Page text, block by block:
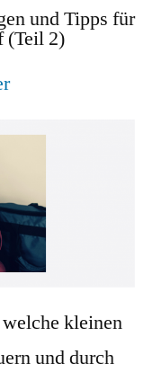
und Tipps für
(Teil 2)
kleinen
und durch